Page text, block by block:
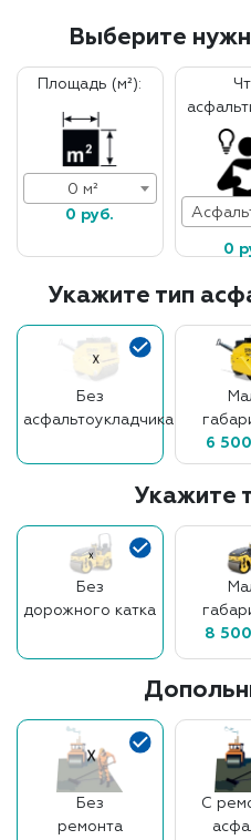
Выберите
Площадь (м²):
0 м²
0 руб.
0
Укажите тип
Без
асфальтоукладчика
6
Укажите
Без
дорожного катка
8
Без
ремонта
С